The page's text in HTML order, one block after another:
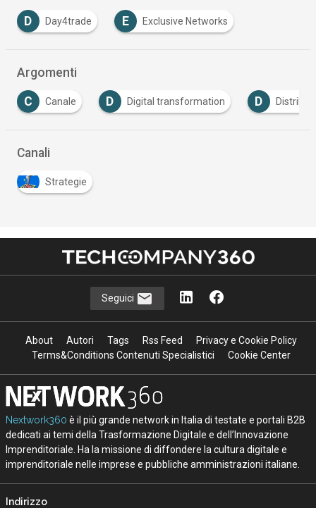
D Day4trade E Exclusive Networks
Argomenti
C Canale D Digital transformation D
Canali
Strategie
Seguici
About Autori Tags Rss Feed
Privacy e Cookie Policy
Terms&Conditions Contenuti Specialistici
Cookie Center
Nextwork360 è il più grande network in Italia di testate e portali B2B
dedicati ai temi della Trasformazione Digitale e dell’Innovazione
Imprenditoriale. Ha la missione di diffondere la cultura digitale e
imprenditoriale nelle imprese e pubbliche amministrazioni italiane.
Indirizzo